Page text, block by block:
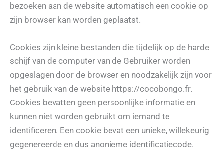
bezoeken aan de website automatisch een cookie op
zijn browser kan worden geplaatst.
Cookies zijn kleine bestanden die tijdelijk op de harde
schijf van de computer van de Gebruiker worden
opgeslagen door de browser en noodzakelijk zijn voor
het gebruik van de website https://cocobongo.fr.
Cookies bevatten geen persoonlijke informatie en
kunnen niet worden gebruikt om iemand te
identificeren. Een cookie bevat een unieke, willekeurig
gegenereerde en dus anonieme identificatiecode.